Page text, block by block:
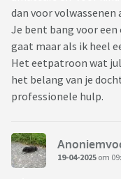
dan voor
Je bent bang voor
gaat maar als ik heel
Het eetpatroon wat
het belang van je
professionele hulp.
19-04-2025 om